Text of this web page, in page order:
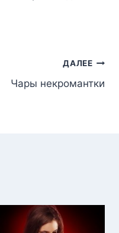
ДАЛЕЕ
Чары некромантки